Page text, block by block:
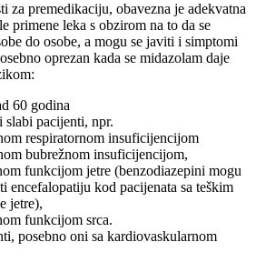
za premedikaciju, obavezna je adekvatna
primene leka s obzirom na to da se
do osobe, a mogu se javiti i simptomi
oprezan kada se midazolam daje
60 godina
pacijenti, npr.
respiratornom insuficijencijom
bubrežnom insuficijencijom,
funkcijom jetre (benzodiazepini mogu
encefalopatiju kod pacijenata sa teškim
jetre),
funkcijom srca.
posebno oni sa kardiovaskularnom